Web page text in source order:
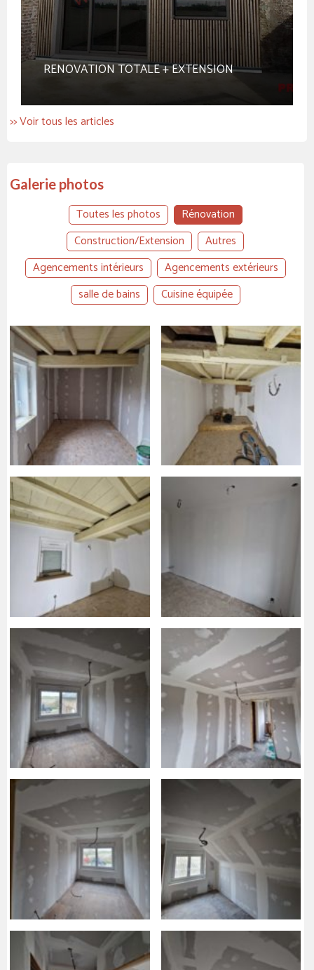
RENOVATION TOTALE + EXTENSION
>> Voir tous les articles
Galerie photos
Toutes les photos
Rénovation
Construction/Extension
Autres
Agencements intérieurs
Agencements extérieurs
salle de bains
Cuisine équipée